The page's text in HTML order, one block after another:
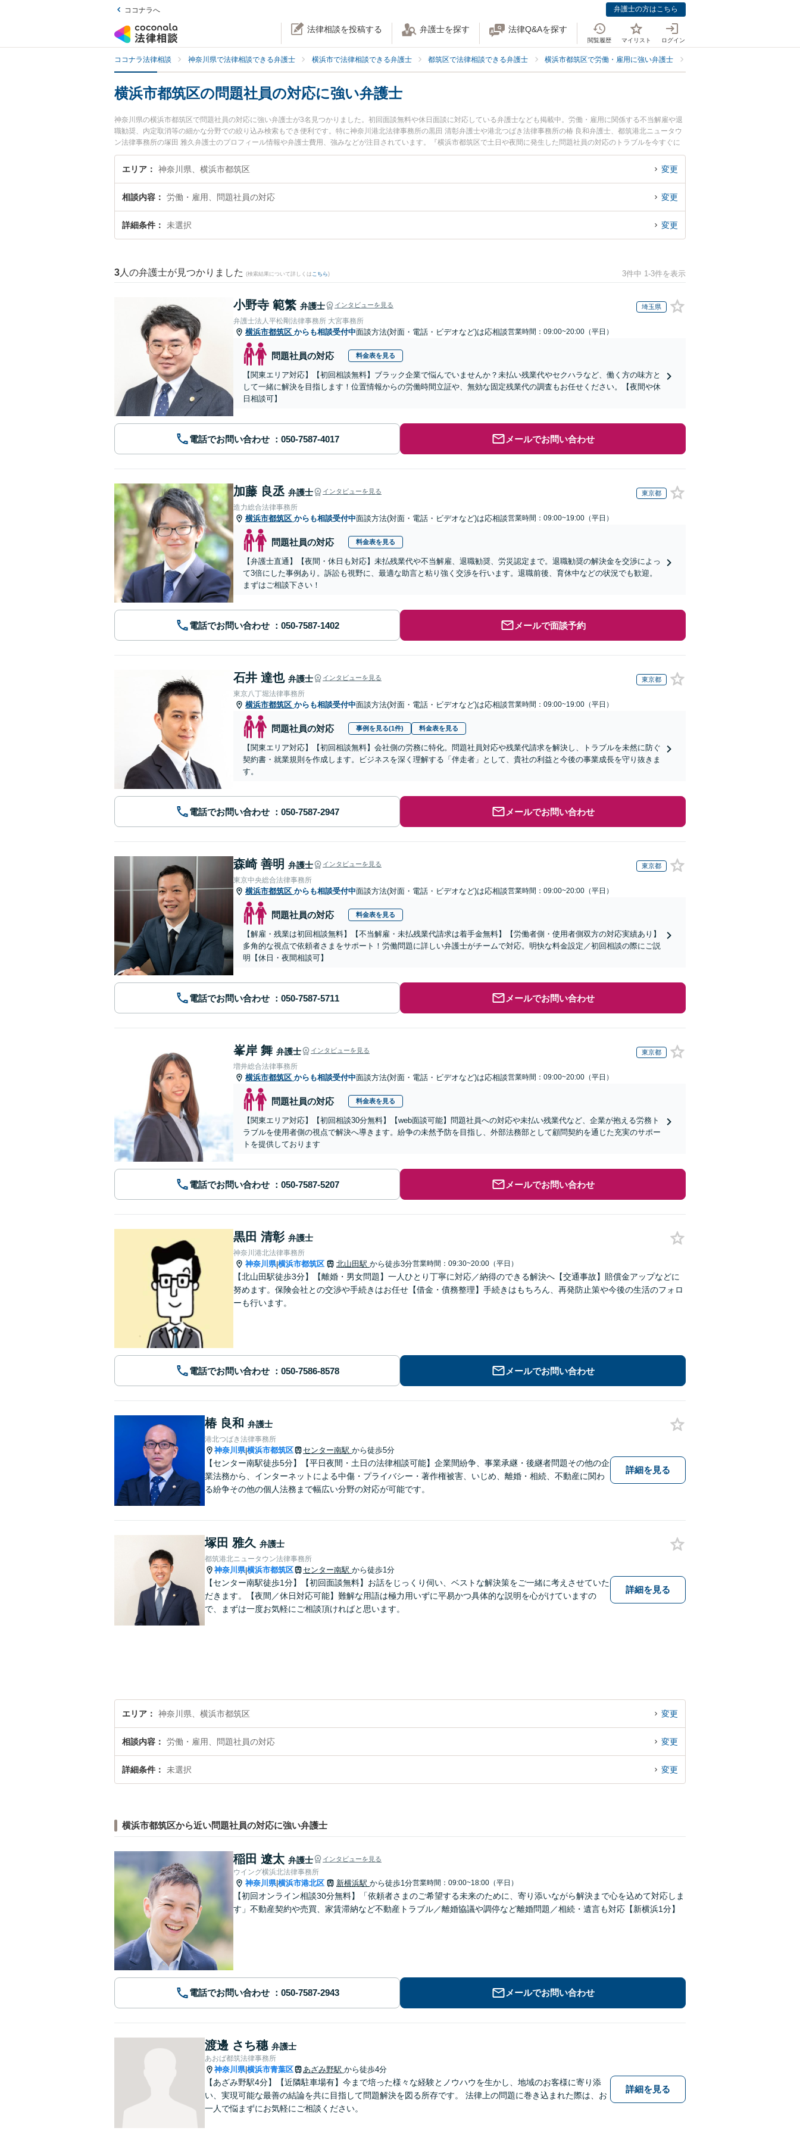
ココナラへ 弁護士の方はこちら
法律相談を投稿する 弁護士を探す 法律Q&Aを探す
閲覧履歴 マイリスト ログイン
ココナラ法律相談 神奈川県で法律相談できる弁護士 横浜市で法律相談できる弁護士 都筑区で法律相談できる弁護士 横浜市都筑区で労働・雇用に強い弁護士
横浜市都筑区の問題社員の対応に強い弁護士
神奈川県の横浜市都筑区で問題社員の対応に強い弁護士が3名見つかりました。初回面談無料や休日面談に対応している弁護士なども掲載中。労働・雇用に関係する不当解雇や退
職勧奨、内定取消等の細かな分野での絞り込み検索もでき便利です。特に神奈川港北法律事務所の黒田 清彰弁護士や港北つばき法律事務所の椿 良和弁護士、都筑港北ニュータウ
ン法律事務所の塚田 雅久弁護士のプロフィール情報や弁護士費用、強みなどが注目されています。『横浜市都筑区で土日や夜間に発生した問題社員の対応のトラブルを今すぐに
弁護士に相談したい』『問題社員の対応のトラブル解決の実績豊富な近くの弁護士を検索したい』『初回相談無料で問題社員の対応を法律相談できる横浜市都筑区内の弁護士に相
談予約したい』などでお困りの相談者さんにおすすめです。
エリア 神奈川県、横浜市都筑区 変更
相談内容 労働・雇用、問題社員の対応 変更
詳細条件 未選択 変更
3 人の弁護士が見つかりました (検索結果について詳しくは こちら) 3件中 1-3件を表示
小野寺 範繁 弁護士 インタビューを見る 埼玉県
弁護士法人平松剛法律事務所 大宮事務所
横浜市都筑区 からも相談受付中面談方法(対面・電話・ビデオなど)は応相談営業時間：09:00~20:00（平日）
問題社員の対応 料金表を見る
【関東エリア対応】【初回相談無料】ブラック企業で悩んでいませんか？未払い残業代やセクハラなど、働く方の味方と
して一緒に解決を目指します！位置情報からの労働時間立証や、無効な固定残業代の調査もお任せください。【夜間や休
日相談可】
電話でお問い合わせ メールでお問い合わせ
加藤 良丞 弁護士 インタビューを見る 東京都
造力総合法律事務所
横浜市都筑区 からも相談受付中面談方法(対面・電話・ビデオなど)は応相談営業時間：09:00~19:00（平日）
問題社員の対応 料金表を見る
【弁護士直通】【夜間・休日も対応】未払残業代や不当解雇、退職勧奨、労災認定まで。退職勧奨の解決金を交渉によっ
て3倍にした事例あり。訴訟も視野に、最適な助言と粘り強く交渉を行います。退職前後、育休中などの状況でも歓迎。
まずはご相談下さい！
電話でお問い合わせ メールで面談予約
石井 達也 弁護士 インタビューを見る 東京都
東京八丁堀法律事務所
横浜市都筑区 からも相談受付中面談方法(対面・電話・ビデオなど)は応相談営業時間：09:00~19:00（平日）
問題社員の対応 事例を見る(1件) 料金表を見る
【関東エリア対応】【初回相談無料】会社側の労務に特化。問題社員対応や残業代請求を解決し、トラブルを未然に防ぐ
契約書・就業規則を作成します。ビジネスを深く理解する「伴走者」として、貴社の利益と今後の事業成長を守り抜きま
す。
電話でお問い合わせ メールでお問い合わせ
森崎 善明 弁護士 インタビューを見る 東京都
東京中央総合法律事務所
横浜市都筑区 からも相談受付中面談方法(対面・電話・ビデオなど)は応相談営業時間：09:00~20:00（平日）
問題社員の対応 料金表を見る
【解雇・残業は初回相談無料】【不当解雇・未払残業代請求は着手金無料】【労働者側・使用者側双方の対応実績あり】
多角的な視点で依頼者さまをサポート！労働問題に詳しい弁護士がチームで対応。明快な料金設定／初回相談の際にご説
明【休日・夜間相談可】
電話でお問い合わせ メールでお問い合わせ
峯岸 舞 弁護士 インタビューを見る 東京都
増井総合法律事務所
横浜市都筑区 からも相談受付中面談方法(対面・電話・ビデオなど)は応相談営業時間：09:00~20:00（平日）
問題社員の対応 料金表を見る
【関東エリア対応】【初回相談30分無料】【web面談可能】問題社員への対応や未払い残業代など、企業が抱える労務ト
ラブルを使用者側の視点で解決へ導きます。紛争の未然予防を目指し、外部法務部として顧問契約を通じた充実のサポー
トを提供しております
電話でお問い合わせ メールでお問い合わせ
黒田 清彰 弁護士
神奈川港北法律事務所
神奈川県|横浜市都筑区 北山田駅 から徒歩3分営業時間：09:30~20:00（平日）
【北山田駅徒歩3分】【離婚・男女問題】一人ひとり丁寧に対応／納得のできる解決へ【交通事故】賠償金アップなどに
努めます。保険会社との交渉や手続きはお任せ【借金・債務整理】手続きはもちろん、再発防止策や今後の生活のフォロ
ーも行います。
電話でお問い合わせ メールでお問い合わせ
椿 良和 弁護士
港北つばき法律事務所
神奈川県|横浜市都筑区 センター南駅 から徒歩5分
【センター南駅徒歩5分】【平日夜間・土日の法律相談可能】企業間紛争、事業承継・後継者問題その他の企
業法務から、インターネットによる中傷・プライバシー・著作権被害、いじめ、離婚・相続、不動産に関わ
る紛争その他の個人法務まで幅広い分野の対応が可能です。
詳細を見る
塚田 雅久 弁護士
都筑港北ニュータウン法律事務所
神奈川県|横浜市都筑区 センター南駅 から徒歩1分
【センター南駅徒歩1分】【初回面談無料】お話をじっくり伺い、ベストな解決策をご一緒に考えさせていた
だきます。【夜間／休日対応可能】難解な用語は極力用いずに平易かつ具体的な説明を心がけていますの
で、まずは一度お気軽にご相談頂ければと思います。
詳細を見る
エリア 神奈川県、横浜市都筑区 変更
相談内容 労働・雇用、問題社員の対応 変更
詳細条件 未選択 変更
横浜市都筑区から近い問題社員の対応に強い弁護士
稲田 遼太 弁護士 インタビューを見る
ウイング横浜北法律事務所
神奈川県|横浜市港北区 新横浜駅 から徒歩1分営業時間：09:00~18:00（平日）
【初回オンライン相談30分無料】「依頼者さまのご希望する未来のために、寄り添いながら解決まで心を込めて対応しま
す」不動産契約や売買、家賃滞納など不動産トラブル／離婚協議や調停など離婚問題／相続・遺言も対応【新横浜1分】
電話でお問い合わせ メールでお問い合わせ
渡邊 さち穗 弁護士
あおば都筑法律事務所
神奈川県|横浜市青葉区 あざみ野駅 から徒歩4分
【あざみ野駅4分】【近隣駐車場有】今まで培った様々な経験とノウハウを生かし、地域のお客様に寄り添
い、実現可能な最善の結論を共に目指して問題解決を図る所存です。 法律上の問題に巻き込まれた際は、お
一人で悩まずにお気軽にご相談ください。
詳細を見る